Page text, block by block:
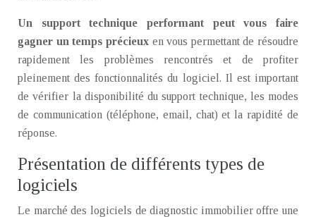
Un support technique performant peut vous faire
gagner un temps précieux en vous permettant de résoudre
rapidement les problèmes rencontrés et de profiter
pleinement des fonctionnalités du logiciel. Il est important
de vérifier la disponibilité du support technique, les modes
de communication (téléphone, email, chat) et la rapidité de
réponse.
Présentation de différents types de
logiciels
Le marché des logiciels de diagnostic immobilier offre une